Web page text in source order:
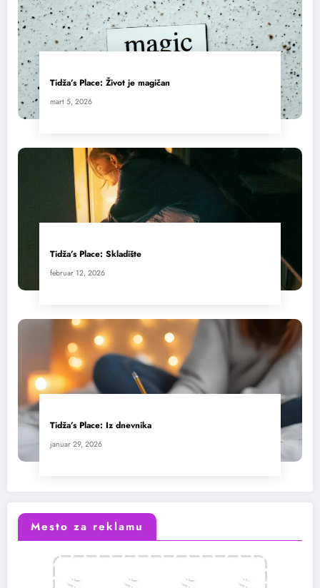
Tidža’s Place: Život je magičan
mart 5, 2026
Tidža’s Place: Skladište
februar 12, 2026
Tidža’s Place: Iz dnevnika
januar 29, 2026
Mesto za reklamu